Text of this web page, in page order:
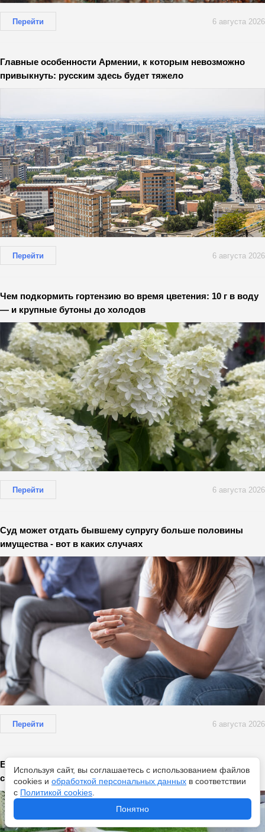
Перейти 6 августа 2026
Главные особенности Армении, к которым невозможно
привыкнуть: русским здесь будет тяжело
Перейти 6 августа 2026
Чем подкормить гортензию во время цветения: 10 г в воду
— и крупные бутоны до холодов
Перейти 6 августа 2026
Суд может отдать бывшему супругу больше половины
имущества - вот в каких случаях
Перейти 6 августа 2026
Если облысели куры — срочно: добавила 1 гр. в корм —
спасла любимых несушек от больших проблем
Используя сайт, вы соглашаетесь с использованием файлов
cookies и обработкой персональных данных в соответствии
с Политикой cookies
Понятно